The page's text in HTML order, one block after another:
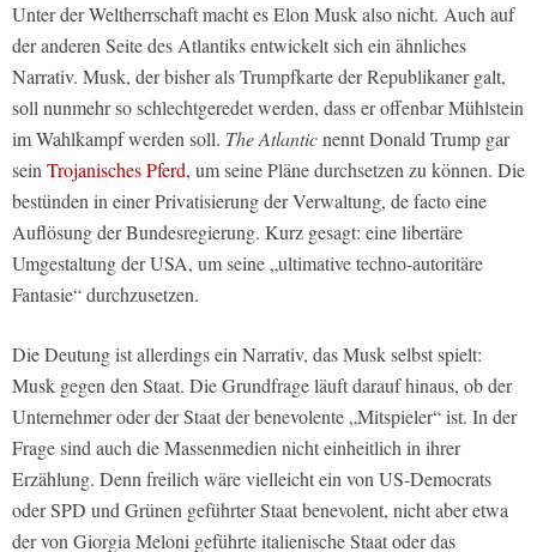
Unter der Weltherrschaft macht es Elon Musk also nicht. Auch auf
der anderen Seite des Atlantiks entwickelt sich ein ähnliches
Narrativ. Musk, der bisher als Trumpfkarte der Republikaner galt,
soll nunmehr so schlechtgeredet werden, dass er offenbar Mühlstein
im Wahlkampf werden soll. The Atlanticnennt Donald Trump gar
sein Trojanisches Pferd, um seine Pläne durchsetzen zu können. Die
bestünden in einer Privatisierung der Verwaltung, de facto eine
Auflösung der Bundesregierung. Kurz gesagt: eine libertäre
Umgestaltung der USA, um seine „ultimative techno-autoritäre
Fantasie“ durchzusetzen.
Die Deutung ist allerdings ein Narrativ, das Musk selbst spielt:
Musk gegen den Staat. Die Grundfrage läuft darauf hinaus, ob der
Unternehmer oder der Staat der benevolente „Mitspieler“ ist. In der
Frage sind auch die Massenmedien nicht einheitlich in ihrer
Erzählung. Denn freilich wäre vielleicht ein von US-Democrats
oder SPD und Grünen geführter Staat benevolent, nicht aber etwa
der von Giorgia Meloni geführte italienische Staat oder das